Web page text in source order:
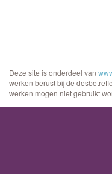
Deze site is onderdeel van
werken berust bij de
werken mogen niet gebruikt